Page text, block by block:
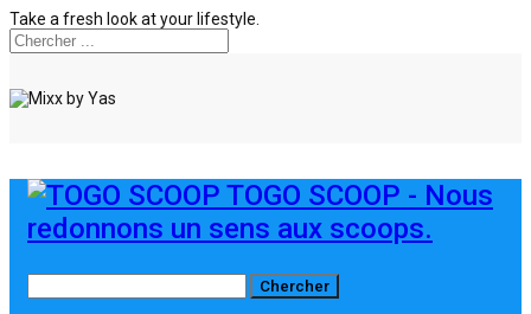
Take a fresh look at your lifestyle.
TOGO SCOOP - Nous
redonnons un sens aux scoops.